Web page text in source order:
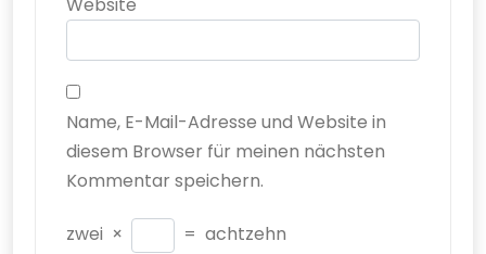
Name, E-Mail-Adresse und Website in
diesem Browser für meinen nächsten
Kommentar speichern.
zwei × = achtzehn